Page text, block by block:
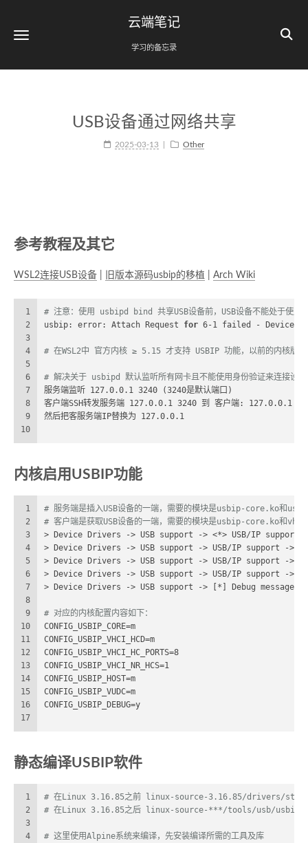
云端笔记
学习的备忘录
USB设备通过网络共享
2025-03-13 Other
参考教程及其它
WSL2连接USB设备 旧版本源码usbip的移植 Arch Wiki
1
2
3
4
5
6
7
8
9
10
# 注意：使用 usbipd bind 共享USB设备前，USB设备不能处于使
usbip: error: Attach Request for 6-1 failed - Device
# 在WSL2中 官方内核 ≥ 5.15 才支持 USBIP 功能，以前的内核版本
# 解决关于 usbipd 默认监听所有网卡且不能使用身份验证来连接设备
服务端监听 127.0.0.1 3240 (3240是默认端口)
客户端SSH转发服务端 127.0.0.1 3240 到 客户端: 127.0.0.1
然后把客服务端IP替换为 127.0.0.1
内核启用USBIP功能
1
2
3
4
5
6
7
8
9
10
11
12
13
14
15
16
17
# 服务端是插入USB设备的一端，需要的模块是usbip-core.ko和
# 客户端是获取USB设备的一端，需要的模块是usbip-core.ko和
> Device Drivers -> USB support -> <*> USB/IP support
> Device Drivers -> USB support -> USB/IP support ->
> Device Drivers -> USB support -> USB/IP support ->
> Device Drivers -> USB support -> USB/IP support ->
> Device Drivers -> USB support -> [*] Debug messages
# 对应的内核配置内容如下：
CONFIG_USBIP_CORE=m
CONFIG_USBIP_VHCI_HCD=m
CONFIG_USBIP_VHCI_HC_PORTS=8
CONFIG_USBIP_VHCI_NR_HCS=1
CONFIG_USBIP_HOST=m
CONFIG_USBIP_VUDC=m
CONFIG_USBIP_DEBUG=y
静态编译USBIP软件
1
2
3
4
# 这里使用Alpine系统来编译，先安装编译所需的工具及库